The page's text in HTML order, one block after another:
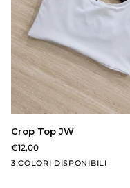
Top
JW
Crop Top JW
€12,00
3 COLORI DISPONIBILI
PannaMarroneBianco